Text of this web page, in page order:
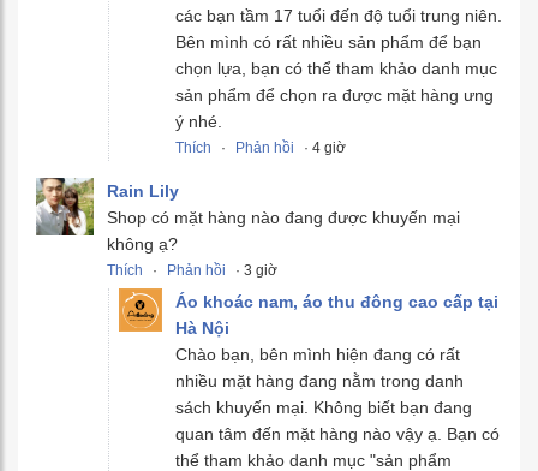
các bạn tầm 17 tuổi đến độ tuổi trung niên.
Bên mình có rất nhiều sản phẩm để bạn
chọn lựa, bạn có thể tham khảo danh mục
sản phẩm để chọn ra được mặt hàng ưng
ý nhé.
Thích · Phản hồi · 4 giờ
Rain Lily
Shop có mặt hàng nào đang được khuyến mại
không ạ?
Thích · Phản hồi · 3 giờ
Áo khoác nam, áo thu đông cao cấp tại
Hà Nội
Chào bạn, bên mình hiện đang có rất
nhiều mặt hàng đang nằm trong danh
sách khuyến mại. Không biết bạn đang
quan tâm đến mặt hàng nào vậy ạ. Bạn có
thể tham khảo danh mục "sản phẩm